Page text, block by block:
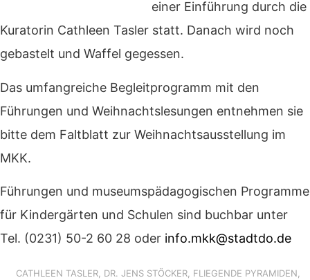
einer Einführung durch die
Kuratorin Cathleen Tasler statt. Danach wird noch
gebastelt und Waffel gegessen.
Das umfangreiche Begleitprogramm mit den
Führungen und Weihnachtslesungen entnehmen sie
bitte dem Faltblatt zur Weihnachtsausstellung im
MKK.
Führungen und museumspädagogischen Programme
für Kindergärten und Schulen sind buchbar unter
Tel. (0231) 50-2 60 28 oder info.mkk@stadtdo.de
CATHLEEN TASLER, DR. JENS STÖCKER, FLIEGENDE PYRAMIDEN,